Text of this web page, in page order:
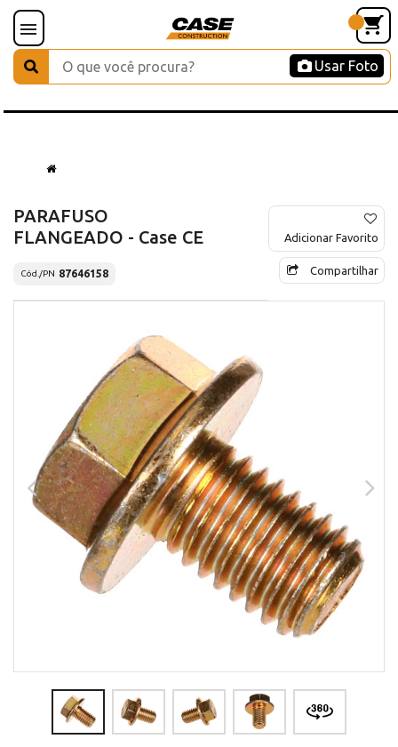
Usar Foto
PARAFUSO
FLANGEADO - Case CE
Cód./PN 87646158
Adicionar Favorito
Compartilhar